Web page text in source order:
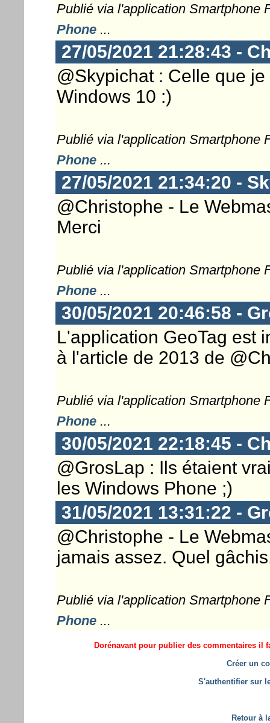
Publié via l'application Smartphone
Phone...
27/05/2021 21:28:43 -
@Skypichat : Celle que
Windows 10 :)
Publié via l'application Smartphone
Phone...
27/05/2021 21:34:20 -
@Christophe - Le
Merci
Publié via l'application Smartphone
Phone...
30/05/2021 20:46:58 -
L'application GeoTag est
à l'article de 2013 de
Publié via l'application Smartphone
Phone...
30/05/2021 22:18:45 -
@GrosLap : Ils étaient
les Windows Phone ;)
31/05/2021 13:31:22 -
@Christophe - Le
jamais assez. Quel
Publié via l'application Smartphone
Phone...
Dorénavant pour publier des commentaires il
Créer un
S'authentifier sur
Retour à